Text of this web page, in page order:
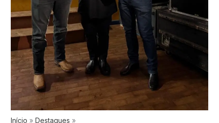
Início
Destaques